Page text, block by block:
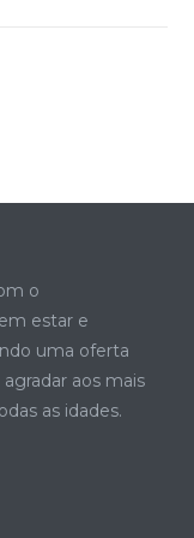
o
estar e
uma oferta
aos mais
as idades.